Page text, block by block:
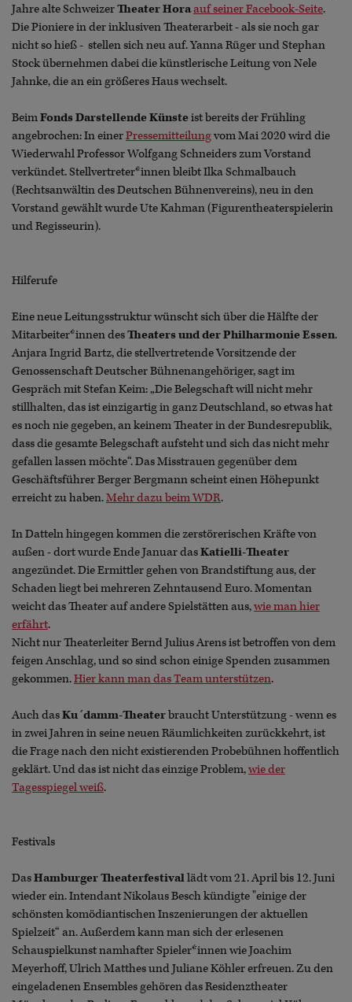
Jahre alte SchweizerTheater Horaauf seiner Facebook-Seite.
Die Pioniere in der inklusiven Theaterarbeit - als sie noch gar
nicht so hieß - stellen sich neu auf. Yanna Rüger und Stephan
Stock übernehmen dabei die künstlerische Leitung von Nele
Jahnke, die an ein größeres Haus wechselt.
BeimFonds Darstellende Künsteist bereits der Frühling
angebrochen: In einerPressemitteilungvom Mai 2020 wird die
Wiederwahl Professor Wolfgang Schneiders zum Vorstand
verkündet. Stellvertreter*innen bleibt Ilka Schmalbauch
(Rechtsanwältin des Deutschen Bühnenvereins), neu in den
Vorstand gewählt wurde Ute Kahman (Figurentheaterspielerin
und Regisseurin).
Hilferufe
Eine neue Leitungsstruktur wünscht sich über die Hälfte der
Mitarbeiter*innen desTheaters und der Philharmonie Essen.
Anjara Ingrid Bartz, die stellvertretende Vorsitzende der
Genossenschaft Deutscher Bühnenangehöriger, sagt im
Gespräch mit Stefan Keim: „Die Belegschaft will nicht mehr
stillhalten, das ist einzigartig in ganz Deutschland, so etwas hat
es noch nie gegeben, an keinem Theater in der Bundesrepublik,
dass die gesamte Belegschaft aufsteht und sich das nicht mehr
gefallen lassen möchte“. Das Misstrauen gegenüber dem
Geschäftsführer Berger Bergmann scheint einen Höhepunkt
erreicht zu haben.Mehr dazu beim WDR.
In Datteln hingegen kommen die zerstörerischen Kräfte von
außen - dort wurde Ende Januar dasKatielli-Theater
angezündet. Die Ermittler gehen von Brandstiftung aus, der
Schaden liegt bei mehreren Zehntausend Euro. Momentan
weicht das Theater auf andere Spielstätten aus,wie man hier
erfährt.
Nicht nur Theaterleiter Bernd Julius Arens ist betroffen von dem
feigen Anschlag, und so sind schon einige Spenden zusammen
gekommen.Hier kann man das Team unterstützen.
Auch dasKu´damm-Theaterbraucht Unterstützung - wenn es
in zwei Jahren in seine neuen Räumlichkeiten zurückkehrt, ist
die Frage nach den nicht existierenden Probebühnen hoffentlich
geklärt. Und das ist nicht das einzige Problem,wie der
Tagesspiegel weiß.
Festivals
DasHamburger Theaterfestivallädt vom 21. April bis 12. Juni
wieder ein. Intendant Nikolaus Besch kündigte "einige der
schönsten komödiantischen Inszenierungen der aktuellen
Spielzeit“ an. Außerdem kann man sich der erlesenen
Schauspielkunst namhafter Spieler*innen wie Joachim
Meyerhoff, Ulrich Matthes und Juliane Köhler erfreuen. Zu den
eingeladenen Ensembles gehören das Residenztheater